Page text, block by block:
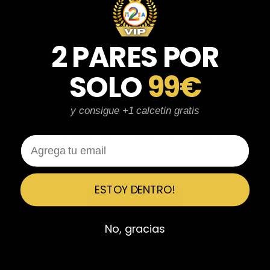
Reseña en Trustpilot
★
Confiables al 100%
Calidad brutal, zapatillas impolutas sin ningún rasguño, la caja
estimado y el tallaje correcto también. Muy confiables desde
luego.
2 PARES POR
SOLO99€
y consigue +1 calcetin gratis
Email
ESTOY DENTRO!
No, gracias